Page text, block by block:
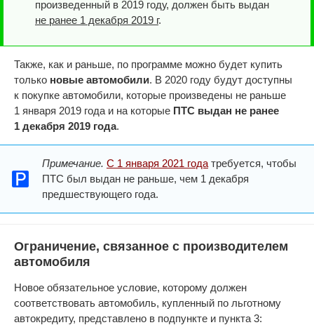
произведенный в 2019 году, должен быть выдан
не ранее 1 декабря 2019 г.
Также, как и раньше, по программе можно будет купить
только новые автомобили. В 2020 году будут доступны
к покупке автомобили, которые произведены не раньше
1 января 2019 года и на которые ПТС выдан не ранее
1 декабря 2019 года.
Примечание. С 1 января 2021 года требуется, чтобы
ПТС был выдан не раньше, чем 1 декабря
предшествующего года.
Ограничение, связанное с производителем
автомобиля
Новое обязательное условие, которому должен
соответствовать автомобиль, купленный по льготному
автокредиту, представлено в подпункте и пункта 3: